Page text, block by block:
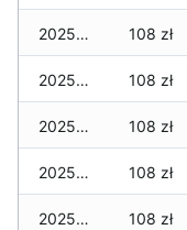
2025-02-07 108 zł
2025-02-06 108 zł
2025-02-05 108 zł
2025-02-04 108 zł
2025-02-02 108 zł